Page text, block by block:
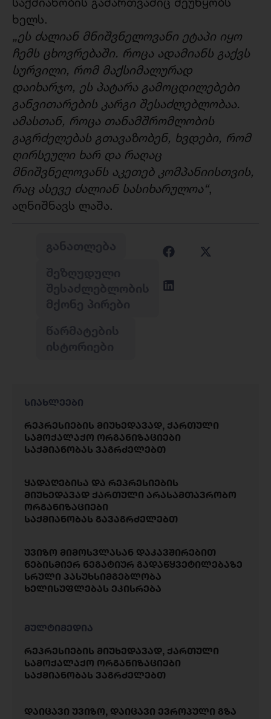
ხელს.
„ეს ძალიან მნიშვნელოვანი ეტაპი იყო
ჩემს ცხოვრებაში. როცა ადამიანს გაქვს
სურვილი, რომ მაქსიმალურად
დაიხარჯო, ეს პატარა გამოცდილებები
განვითარების კარგი შესაძლებლობაა.
ამასთან, როცა თანამშრომლობის
გაგრძელებას გთავაზობენ, ხვდები, რომ
ღირსეული ხარ და რაღაც
მნიშვნელოვანს აკეთებ კომპანიისთვის,
რაც ასევე ძალიან სასიხარულოა“,
აღნიშნავს ლაშა.
სიახლეები
რეპრესიების მიუხედავად, ქართული
სამოქალაქო ორგანიზაციები
საქმიანობას ვაგრძელებთ
ყადაღებისა და რეპრესიების
მიუხედავად ქართული არასამთავრობო
ორგანიზაციები
საქმიანობას გავაგრძელებთ
უვიზო მიმოსვლასან დაკავშირებით
ნებისმიერ ნეგატიურ გადაწყვეტილებაზე
სრული პასუხსიმგებლობა
ხელისუფლებას ეკისრება
მულტიმედია
რეპრესიების მიუხედავად, ქართული
სამოქალაქო ორგანიზაციები
საქმიანობას ვაგრძელებთ
დაიცავი უვიზო, დაიცავი ევროპული გზა